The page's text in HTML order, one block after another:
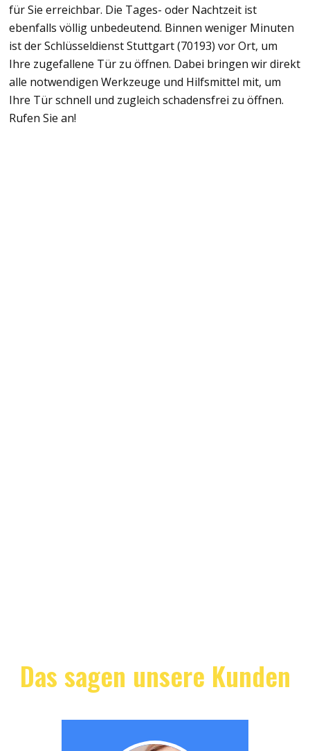
für Sie erreichbar. Die Tages- oder Nachtzeit ist
ebenfalls völlig unbedeutend. Binnen weniger Minuten
ist der Schlüsseldienst Stuttgart (70193) vor Ort, um
Ihre zugefallene Tür zu öffnen. Dabei bringen wir direkt
alle notwendigen Werkzeuge und Hilfsmittel mit, um
Ihre Tür schnell und zugleich schadensfrei zu öffnen.
Rufen Sie an!
Das sagen unsere Kunden